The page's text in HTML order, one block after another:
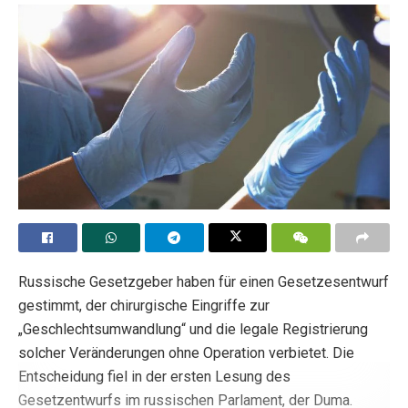
sich dieser Meinung an. Verschiedene Staaten haben
Verfahren und Behandlungen wie Übergangsoperationen
und Pubertätsblocker für Minderjährige untersagt. Auf
internationaler Ebene hat die Regierung Ugandas die
Strafen für Sodomie und homosexuelle Vergewaltigung
von Kindern verschärft. Außerdem haben mehrere
afrikanische anglikanische Bischöfe die Verbindung zur
anglikanischen Kirche von England abgebrochen, weil
diese die Segnung gleichgeschlechtlicher Partnerschaften
genehmigt hat.
Bischöfe und Kardinäle, die die LGBT-Agenda offen
unterstützen oder passiv zulassen, haben die
katholischen US-Bischöfe die aggressive Förderung der
Transgender-Ideologie und die so genannten
„Übergangs“-Behandlungen für Kinder entschieden
Russische Gesetzgeber haben für einen Gesetzesentwurf
gestimmt, der chirurgische Eingriffe zur
„Geschlechtsumwandlung“ und die legale Registrierung
solcher Veränderungen ohne Operation verbietet. Die
Entscheidung fiel in der ersten Lesung des
Gesetzentwurfs im russischen Parlament, der Duma.